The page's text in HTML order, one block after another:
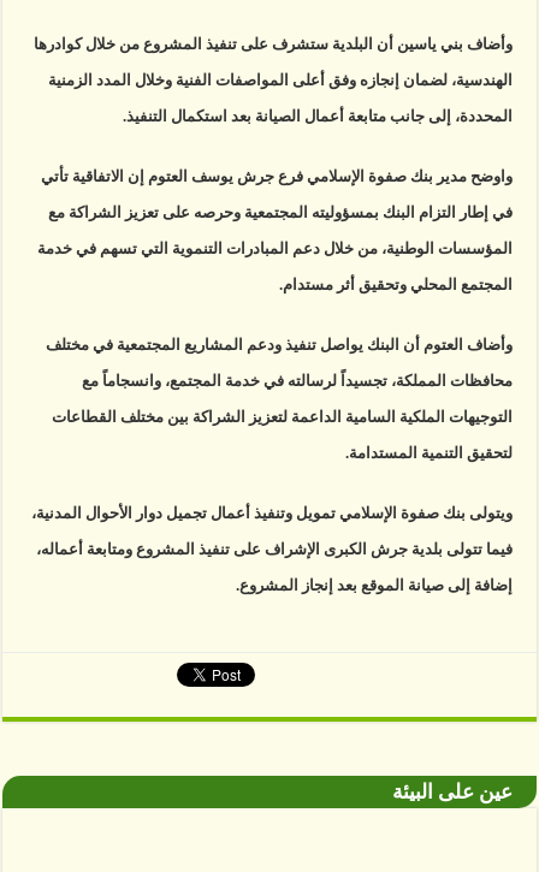
وأضاف بني ياسين أن البلدية ستشرف على تنفيذ المشروع من خلال كوادرها
الهندسية، لضمان إنجازه وفق أعلى المواصفات الفنية وخلال المدد الزمنية
المحددة، إلى جانب متابعة أعمال الصيانة بعد استكمال التنفيذ.
واوضح مدير بنك صفوة الإسلامي فرع جرش يوسف العتوم إن الاتفاقية تأتي
في إطار التزام البنك بمسؤوليته المجتمعية وحرصه على تعزيز الشراكة مع
المؤسسات الوطنية، من خلال دعم المبادرات التنموية التي تسهم في خدمة
المجتمع المحلي وتحقيق أثر مستدام.
وأضاف العتوم أن البنك يواصل تنفيذ ودعم المشاريع المجتمعية في مختلف
محافظات المملكة، تجسيداً لرسالته في خدمة المجتمع، وانسجاماً مع
التوجيهات الملكية السامية الداعمة لتعزيز الشراكة بين مختلف القطاعات
لتحقيق التنمية المستدامة.
ويتولى بنك صفوة الإسلامي تمويل وتنفيذ أعمال تجميل دوار الأحوال المدنية،
فيما تتولى بلدية جرش الكبرى الإشراف على تنفيذ المشروع ومتابعة أعماله،
إضافة إلى صيانة الموقع بعد إنجاز المشروع.
عين على البيئة